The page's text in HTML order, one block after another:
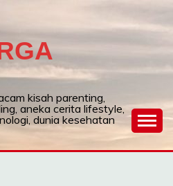
kisah parenting,
aneka cerita lifestyle,
dunia kesehatan